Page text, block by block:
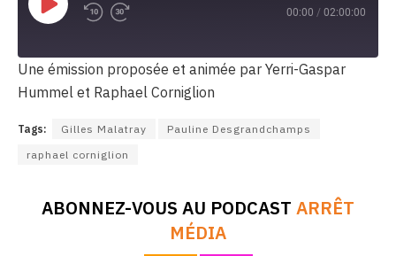
Play
Episode
00:00 / 02:00:00
Une émission proposée et animée par Yerri-Gaspar
Hummel et Raphael Corniglion
Tags: Gilles Malatray
Pauline Desgrandchamps
raphael corniglion
ABONNEZ-VOUS AU PODCAST ARRÊT
MÉDIA